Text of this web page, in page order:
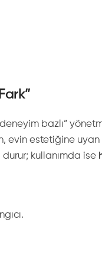
bazlı”
evin estetiğine uyan
kullanımda ise